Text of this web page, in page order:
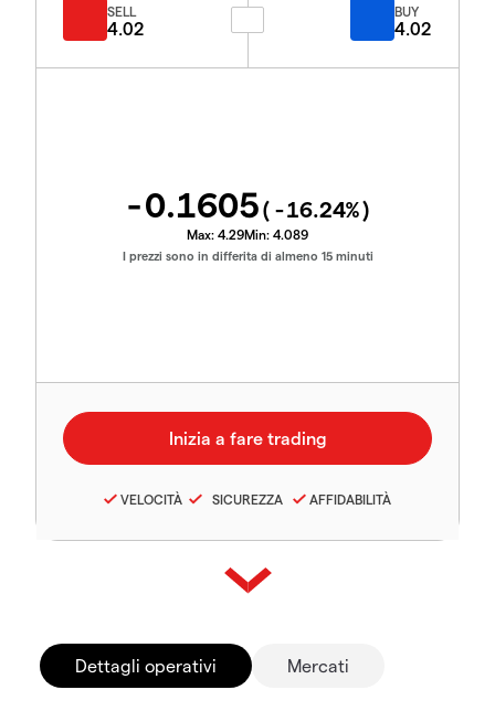
SELL
4.02
BUY
4.02
-0.1605( -16.24%)
Max: 4.29Min: 4.089
I prezzi sono in differita di almeno 15 minuti
VELOCITÀ SICUREZZA AFFIDABILITÀ
Dettagli operativi Mercati